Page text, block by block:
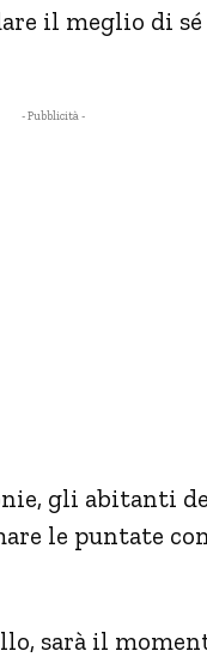
il meglio di
- Pubblicità -
gli abitanti
le puntate
sarà il